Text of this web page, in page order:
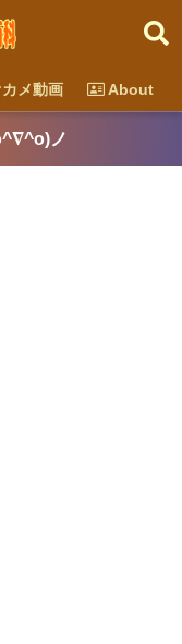
メ動画 About
ノ